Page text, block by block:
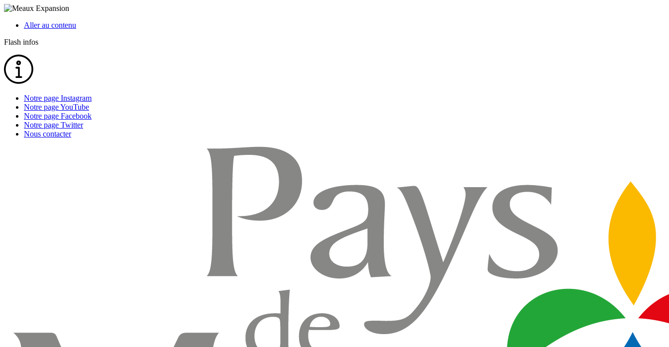
Aller au contenu
Flash infos
Notre page Instagram
Notre page YouTube
Notre page Facebook
Notre page Twitter
Nous contacter